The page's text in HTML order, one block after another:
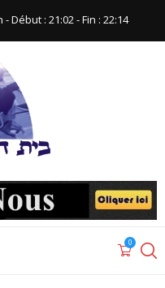
Début : 21:02‬ - Fin : ‪22:14‬
0